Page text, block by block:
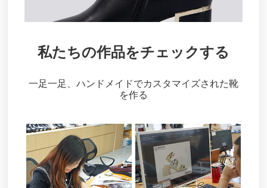
私たちの作品をチェックする
一足一足、ハンドメイドでカスタマイズされた靴
を作る